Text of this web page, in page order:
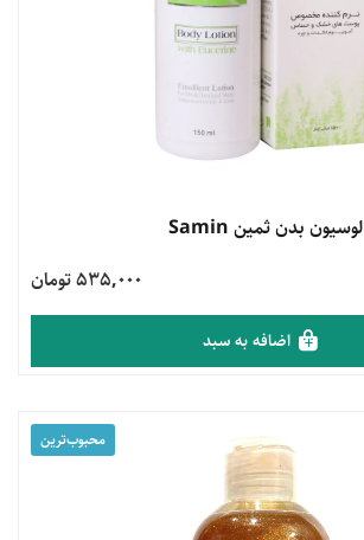
لوسیون بدن ثمین Samin
535,000 تومان
اضافه به سبد
محبوب‌‌ترین